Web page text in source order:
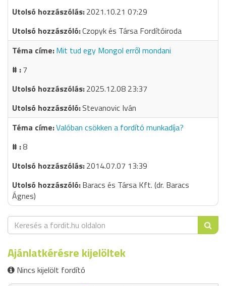
2021.10.21 07:29
Czopyk és Társa Fordítóiroda
Mit tud egy Mongol erről mondani
7
2025.12.08 23:37
Stevanovic Iván
Valóban csökken a fordító munkadíja?
8
2014.07.07 13:39
Baracs és Társa Kft. (dr. Baracs
Ágnes)
Ajánlatkérésre kijelöltek
Nincs kijelölt fordító